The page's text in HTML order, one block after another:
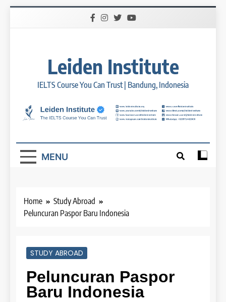
Leiden Institute
IELTS Course You Can Trust | Bandung, Indonesia
MENU
Home
Study Abroad
Peluncuran Paspor Baru Indonesia
STUDY ABROAD
Peluncuran Paspor
Baru Indonesia